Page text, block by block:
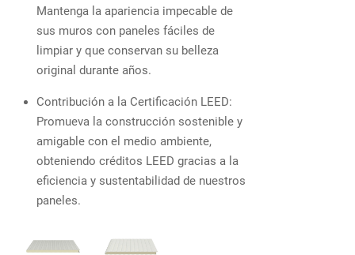
Mantenga la apariencia impecable de
sus muros con paneles fáciles de
limpiar y que conservan su belleza
original durante años.
Contribución a la Certificación LEED:
Promueva la construcción sostenible y
amigable con el medio ambiente,
obteniendo créditos LEED gracias a la
eficiencia y sustentabilidad de nuestros
paneles.